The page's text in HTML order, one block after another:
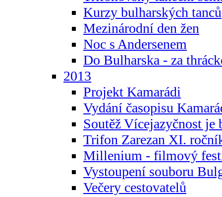
Kurzy bulharských tanců
Mezinárodní den žen
Noc s Andersenem
Do Bulharska - za
2013
Projekt Kamarádi
Vydání časopisu
Soutěž Vícejazyčnost je
Trifon Zarezan XI.
Millenium - filmový
Vystoupení souboru
Večery cestovatelů